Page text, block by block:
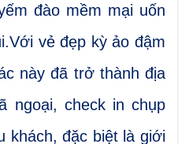
đào mềm mại uốn
vẻ đẹp kỳ ảo đậm
này đã trở thành địa
ngoại, check in chụp
khách, đặc biệt là giới